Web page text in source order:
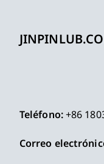
Teléfono:+86
Correo